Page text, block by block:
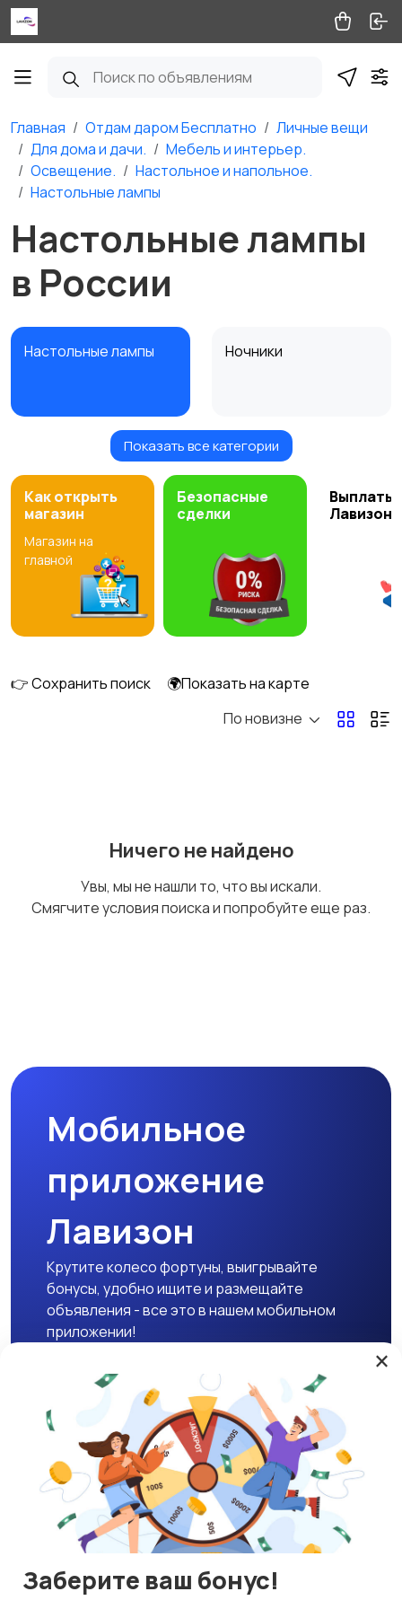
Главная Отдам даром Бесплатно
Личные вещи
Для дома и дачи.
Мебель и интерьер.
Освещение.
Настольное и напольное.
Настольные лампы
Настольные лампы
в России
Настольные лампы Ночники
Показать все категории
Как открыть
магазин
Магазин на
главной
Безопасные
сделки
Выплаты
Лавизон
👉 Сохранить поиск
🌍Показать на карте
По новизне
Ничего не найдено
Увы, мы не нашли то, что вы искали.
Смягчите условия поиска и попробуйте еще раз.
Мобильное
приложение
Лавизон
Крутите колесо фортуны, выигрывайте
бонусы, удобно ищите и размещайте
объявления - все это в нашем мобильном
приложении!
Скачать APK
Магазины Блог
О нас
Служба поддержки
☕ Поддержать проект
×
Заберите ваш бонус!